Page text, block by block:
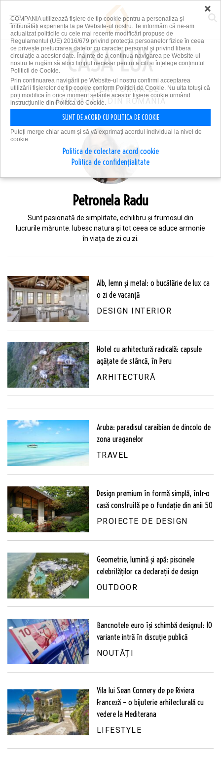
PRIMA PLATFORMĂ DE
AMENAJĂRI DIN ROMÂNIA
Petronela Radu
Sunt pasionată de simplitate, echilibru și frumosul din
lucrurile mărunte. Iubesc natura și tot ceea ce aduce armonie
în viața de zi cu zi.
Alb, lemn și metal: o bucătărie de lux ca
o zi de vacanță
DESIGN INTERIOR
Hotel cu arhitectură radicală: capsule
agățate de stâncă, în Peru
ARHITECTURĂ
Aruba: paradisul caraibian de dincolo de
zona uraganelor
TRAVEL
Design premium în formă simplă, într-o
casă construită pe o fundație din anii 50
PROIECTE DE DESIGN
Geometrie, lumină și apă: piscinele
celebrităților ca declarații de design
OUTDOOR
Bancnotele euro își schimbă designul: 10
variante intră în discuție publică
NOUTĂȚI
Vila lui Sean Connery de pe Riviera
Franceză – o bijuterie arhitecturală cu
vedere la Mediterana
LIFESTYLE
×
COMPANIA utilizează fişiere de tip cookie pentru a personaliza și
îmbunătăți experiența ta pe Website-ul nostru. Te informăm că ne-am
actualizat politicile cu cele mai recente modificări propuse de
Regulamentul (UE) 2016/679 privind protecția persoanelor fizice în ceea
ce privește prelucrarea datelor cu caracter personal și privind libera
circulație a acestor date. Înainte de a continua navigarea pe Website-ul
nostru te rugăm să aloci timpul necesar pentru a citi și înțelege conținutul
Politicii de Cookie.
Prin continuarea navigării pe Website-ul nostru confirmi acceptarea
utilizării fişierelor de tip cookie conform Politicii de Cookie. Nu uita totuși că
poți modifica în orice moment setările acestor fişiere cookie urmând
instrucțiunile din Politica de Cookie.
SUNT DE ACORD CU POLITICA DE COOKIE
Puteți merge chiar acum și să vă exprimați acordul individual la nivel de
cookie:
Politica de colectare acord cookie
Politica de confidențialitate